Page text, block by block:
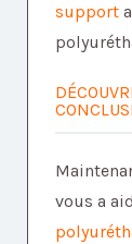
support
vous a